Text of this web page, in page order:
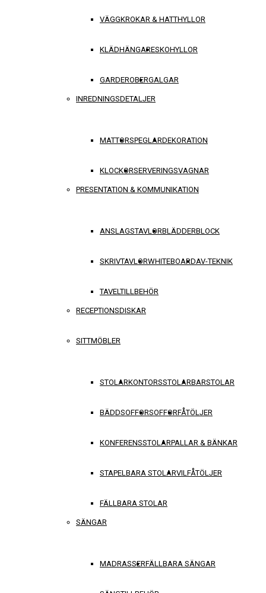
VÄGGKROKAR & HATTHYLLOR
KLÄDHÄNGARESKOHYLLOR
GARDEROBERGALGAR
INREDNINGSDETALJER
MATTORSPEGLARDEKORATION
KLOCKORSERVERINGSVAGNAR
PRESENTATION & KOMMUNIKATION
ANSLAGSTAVLORBLÄDDERBLOCK
SKRIVTAVLORWHITEBOARDAV-TEKNIK
TAVELTILLBEHÖR
RECEPTIONSDISKAR
SITTMÖBLER
STOLARKONTORSSTOLARBARSTOLAR
BÄDDSOFFORSOFFORFÅTÖLJER
KONFERENSSTOLARPALLAR & BÄNKAR
STAPELBARA STOLARVILFÅTÖLJER
FÄLLBARA STOLAR
SÄNGAR
MADRASSERFÄLLBARA SÄNGAR